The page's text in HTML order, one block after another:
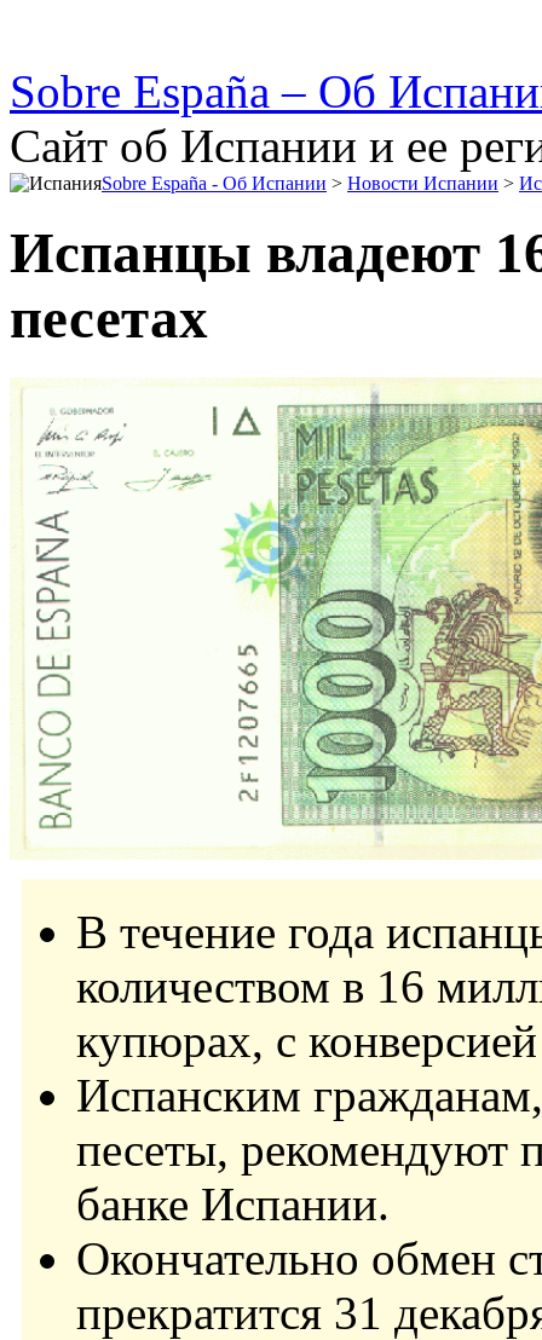
Sobre España – Об
Сайт об Испании и ее
Sobre España - Об Испании > Новости Испании >
Испанцы владеют
песетах
В течение года
количеством в 16
купюрах, с
Испанским
песеты, рекомендуют
банке Испании.
Окончательно обмен
прекратится 31